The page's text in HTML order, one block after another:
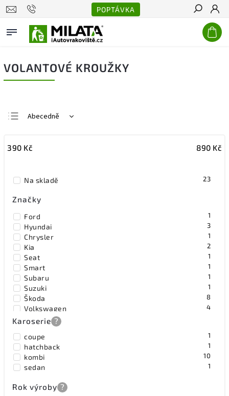
POPTÁVKA
Hledat
VOLANTOVÉ KROUŽKY
Abecedně
Nejdražší
390 Kč 890 Kč
Na skladě 23
Značky
Ford 1
Hyundai 3
Chrysler 1
Kia 2
Seat 1
Smart 1
Subaru 1
Suzuki 1
Škoda 8
Volkswagen 4
Karoserie ?
coupe 1
hatchback 1
kombi 10
sedan 1
Rok výroby ?